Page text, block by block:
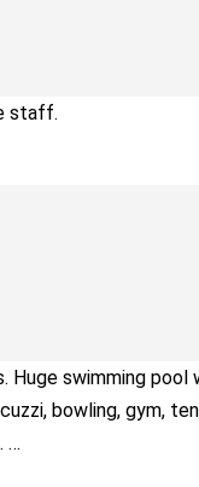
staff.
Huge swimming
bowling, gym,
…